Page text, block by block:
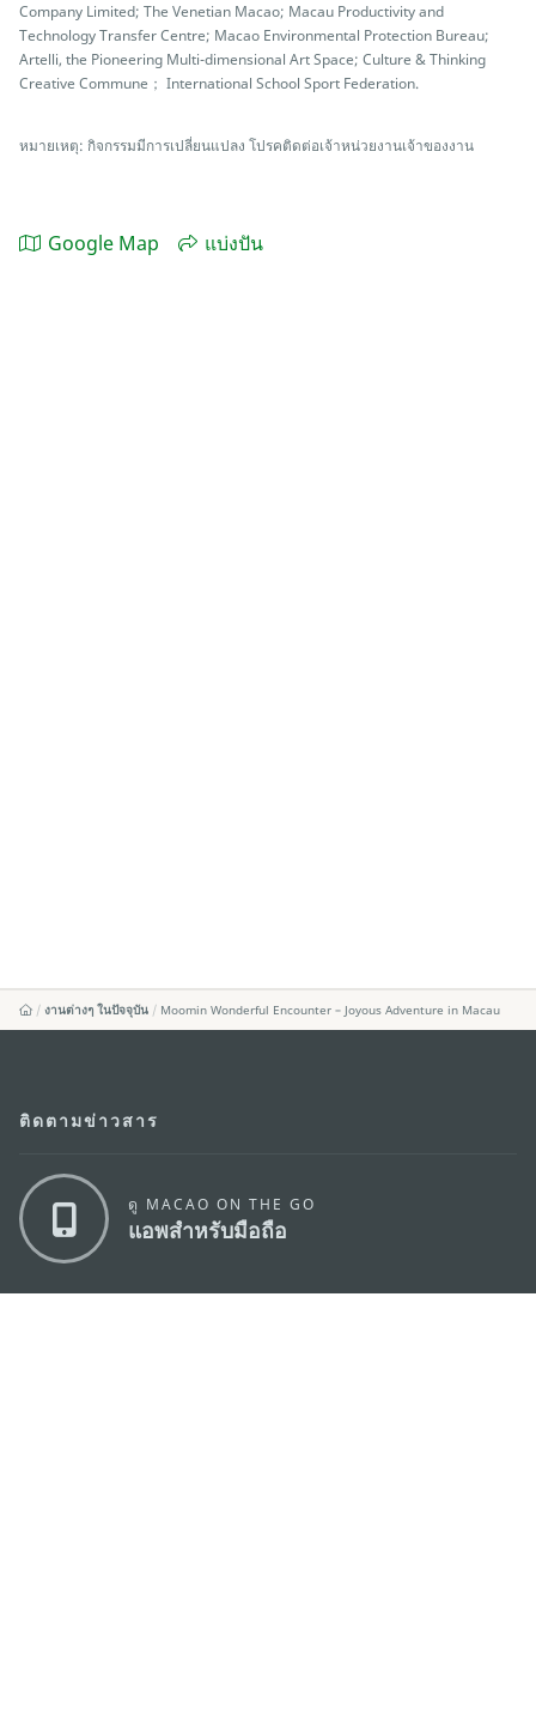
Company Limited; The Venetian Macao; Macau Productivity and
Technology Transfer Centre; Macao Environmental Protection Bureau;
Artelli, the Pioneering Multi-dimensional Art Space; Culture & Thinking
Creative Commune； International School Sport Federation.
หมายเหตุ: กิจกรรมมีการเปลี่ยนแปลง โปรคติดต่อเจ้าหน่วยงานเจ้าของงาน
Google Map แบ่งปัน
งานต่างๆ ในปัจจุบัน Moomin Wonderful Encounter – Joyous Adventure in Macau
ติดตามข่าวสาร
ดู MACAO ON THE GO
แอพสำหรับมือถือ